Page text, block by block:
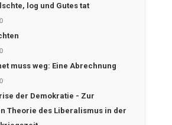
log und Gutes tat
muss weg: Eine Abrechnung
der Demokratie - Zur
Theorie des Liberalismus in der